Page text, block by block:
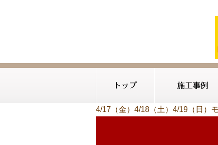
トップ 施工事例
4/17（金）4/18（土）4/19（日）